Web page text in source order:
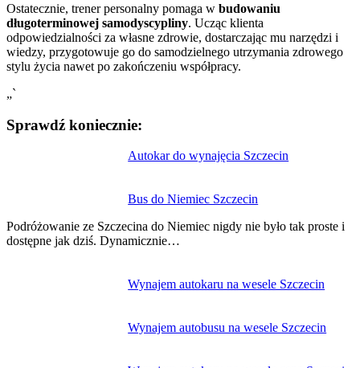
Ostatecznie, trener personalny pomaga w budowaniu
długoterminowej samodyscypliny. Ucząc klienta
odpowiedzialności za własne zdrowie, dostarczając mu narzędzi i
wiedzy, przygotowuje go do samodzielnego utrzymania zdrowego
stylu życia nawet po zakończeniu współpracy.
„`
Sprawdź koniecznie:
Autokar do wynajęcia Szczecin
Bus do Niemiec Szczecin
Podróżowanie ze Szczecina do Niemiec nigdy nie było tak proste i
dostępne jak dziś. Dynamicznie…
Wynajem autokaru na wesele Szczecin
Wynajem autobusu na wesele Szczecin